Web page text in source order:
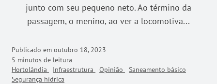
junto com seu pequeno neto. Ao término da
passagem, o menino, ao ver a locomotiva...
Publicado em outubro 18, 2023
5 minutos de leitura
Hortolândia
Infraestrutura Opinião
Saneamento básico
Segurança hídrica